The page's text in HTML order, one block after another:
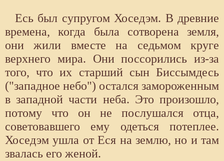
Есь был супругом Хоседэм. В древние
времена, когда была сотворена земля,
они жили вместе на седьмом круге
верхнего мира. Они поссорились из-за
того, что их старший сын Биссымдесь
("западное небо") остался замороженным
в западной части неба. Это произошло,
потому что он не послушался отца,
советовавшего ему одеться потеплее.
Хоседэм ушла от Еся на землю, но и там
звалась его женой.